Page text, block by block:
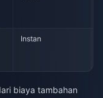
Instan
biaya tambahan